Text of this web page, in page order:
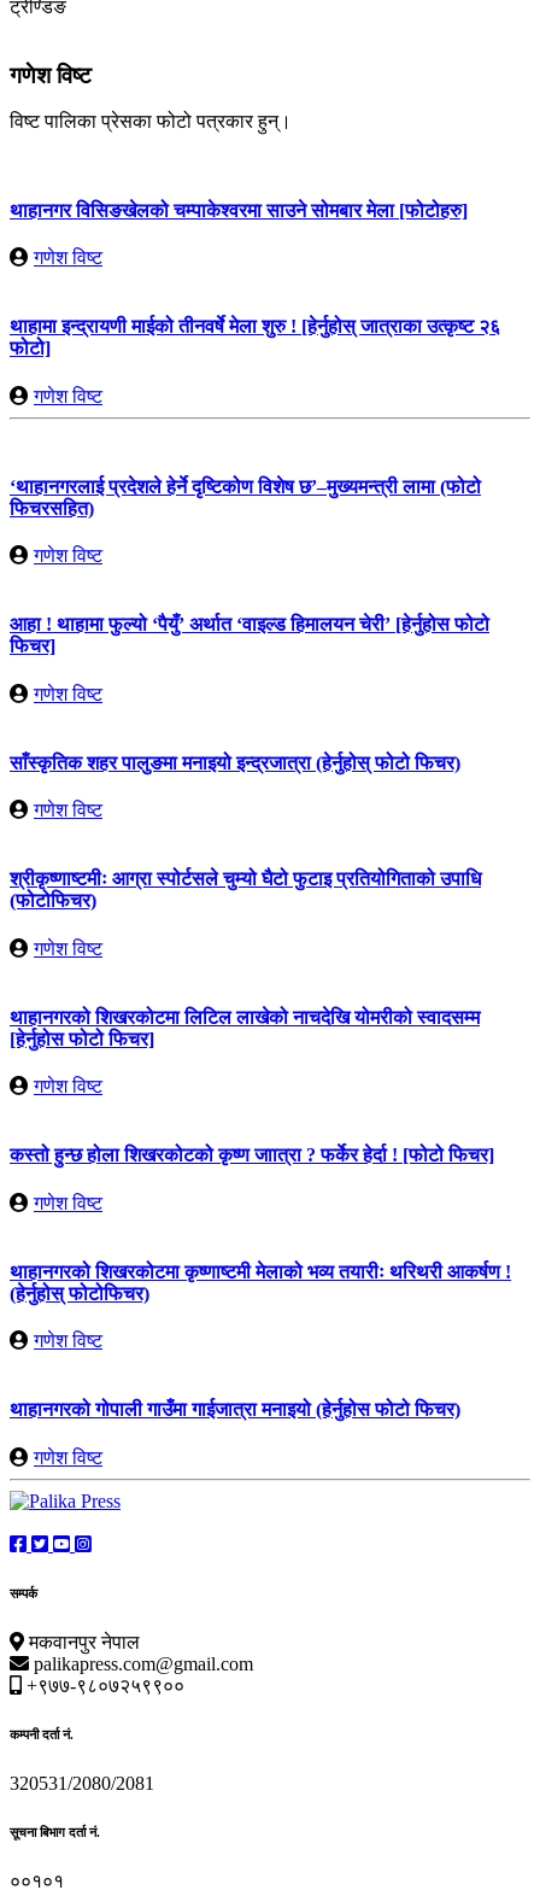
ट्रेण्डिङ
गणेश विष्ट
विष्ट पालिका प्रेसका फोटो पत्रकार हुन्।
थाहानगर विसिङखेलको चम्पाकेश्वरमा साउने सोमबार मेला [फोटोहरु]
गणेश विष्ट
थाहामा इन्द्रायणी माईको तीनवर्षे मेला शुरु ! [हेर्नुहोस् जात्राका उत्कृष्ट २६
फोटो]
गणेश विष्ट
‘थाहानगरलाई प्रदेशले हेर्ने दृष्टिकोण विशेष छ’–मुख्यमन्त्री लामा (फोटो
फिचरसहित)
गणेश विष्ट
आहा ! थाहामा फुल्यो ‘पैयुँ’ अर्थात ‘वाइल्ड हिमालयन चेरी’ [हेर्नुहोस फोटो
फिचर]
गणेश विष्ट
साँस्कृतिक शहर पालुङमा मनाइयो इन्द्रजात्रा (हेर्नुहोस् फोटो फिचर)
गणेश विष्ट
श्रीकृष्णाष्टमीः आग्रा स्पोर्टसले चुम्यो घैटो फुटाइ प्रतियोगिताको उपाधि
(फोटोफिचर)
गणेश विष्ट
थाहानगरको शिखरकोटमा लिटिल लाखेको नाचदेखि योमरीको स्वादसम्म
[हेर्नुहोस फोटो फिचर]
गणेश विष्ट
कस्तो हुन्छ होला शिखरकोटको कृष्ण जाात्रा ? फर्केर हेर्दा ! [फोटो फिचर]
गणेश विष्ट
थाहानगरको शिखरकोटमा कृष्णाष्टमी मेलाको भव्य तयारीः थरिथरी आकर्षण !
(हेर्नुहोस् फोटोफिचर)
गणेश विष्ट
थाहानगरको गोपाली गाउँमा गाईजात्रा मनाइयो (हेर्नुहोस फोटो फिचर)
गणेश विष्ट
सम्पर्क
मकवानपुर नेपाल
palikapress.com@gmail.com
+९७७-९८०७२५९९००
कम्पनी दर्ता नं.
320531/2080/2081
सूचना बिभाग दर्ता नं.
००१०१